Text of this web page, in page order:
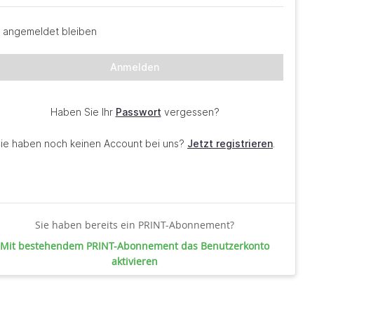
Sie haben bereits ein PRINT-Abonnement?
Mit bestehendem PRINT-Abonnement das Benutzerkonto
aktivieren